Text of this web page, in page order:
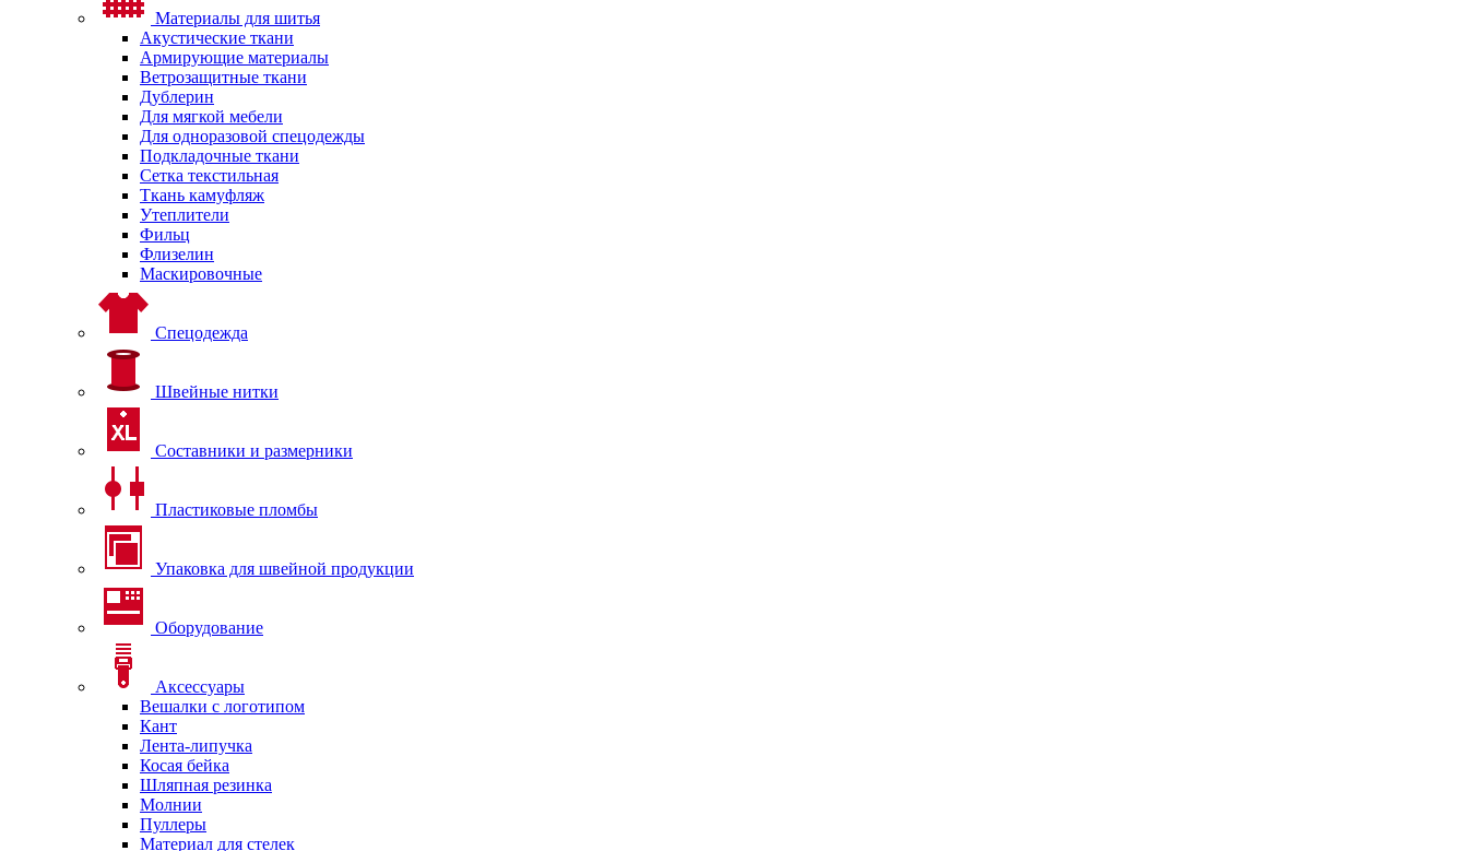
Материалы для шитья
Акустические ткани
Армирующие материалы
Ветрозащитные ткани
Дублерин
Для мягкой мебели
Для одноразовой спецодежды
Подкладочные ткани
Сетка текстильная
Ткань камуфляж
Утеплители
Фильц
Флизелин
Маскировочные
Спецодежда
Швейные нитки
Составники и размерники
Пластиковые пломбы
Упаковка для швейной продукции
Оборудование
Аксессуары
Вешалки с логотипом
Кант
Лента-липучка
Косая бейка
Шляпная резинка
Молнии
Пуллеры
Материал для стелек